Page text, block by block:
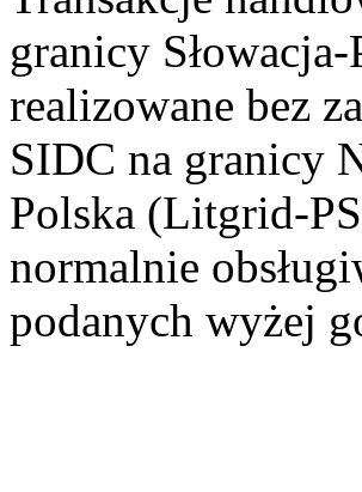
granicy
realizowane bez
SIDC na granicy
Polska (Litgrid-
normalnie
podanych wyżej